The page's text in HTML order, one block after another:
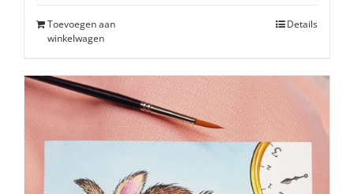
Toevoegen aan
winkelwagen
Details